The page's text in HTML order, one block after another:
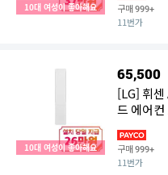
10대 여성이 좋아해요 구매999+
11번가
10대 여성이 좋아해요
65,500
[LG] 휘
드 에어
구매999+
11번가